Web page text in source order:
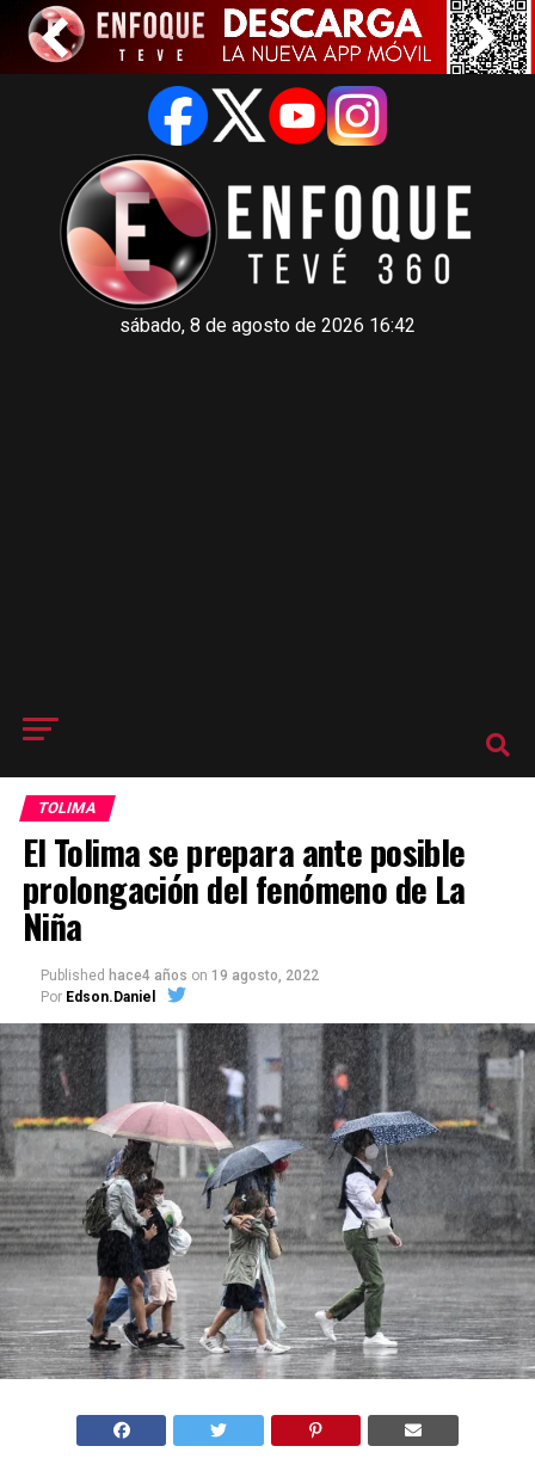
sábado, 8 de agosto de 2026 16:42
TOLIMA
El Tolima se prepara ante posible
prolongación del fenómeno de La
Niña
Published hace4 años on 19 agosto, 2022
Por Edson.Daniel